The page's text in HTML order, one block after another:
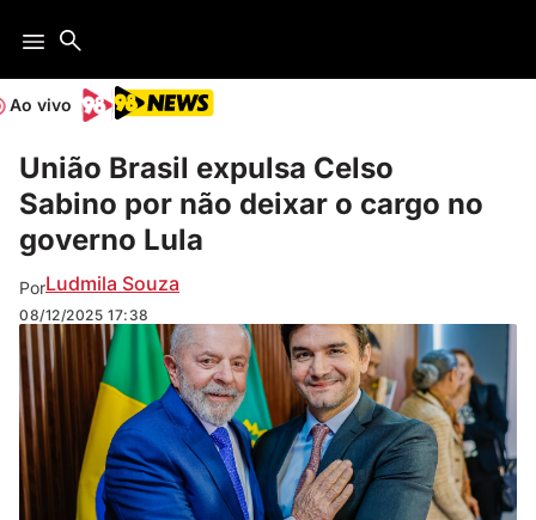
Ao vivo
União Brasil expulsa Celso
Sabino por não deixar o cargo no
governo Lula
PorLudmila Souza
08/12/2025 17:38